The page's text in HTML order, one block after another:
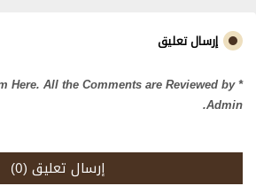
إرسال تعليق
Here. All the Comments are Reviewed by
Admin.
إرسال تعليق (0)